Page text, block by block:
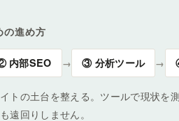
進め方
内部SEO → ③ 分析ツール →
トの土台を整える。ツールで現状を
回りしません。